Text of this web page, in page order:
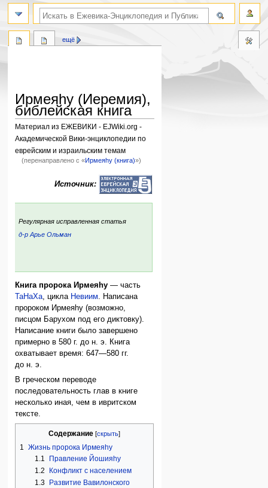
Ирмеяhу (Иеремия),
библейская книга
Материал из ЕЖЕВИКИ - EJWiki.org -
Академической Вики-энциклопедии по
еврейским и израильским темам
(перенаправлено с «Ирмеяhу (книга)»)
Источник:
Регулярная исправленная статья
д-р Арье Ольман
Книга пророка Ирмеяhу — часть
ТаНаХа , цикла Невиим . Написана
пророком Ирмеяhу (возможно,
писцом Барухом под его диктовку).
Написание книги было завершено
примерно в 580 г. до н. э. Книга
охватывает время: 647—580 гг.
до н. э.
В греческом переводе
последовательность глав в книге
несколько иная, чем в ивритском
тексте.
Содержание
1 Жизнь пророка Ирмеяhу
1.1
Правление Йошияhу
1.2
Конфликт с населением
1.3
Развитие Вавилонского
ещё
поиск по словам